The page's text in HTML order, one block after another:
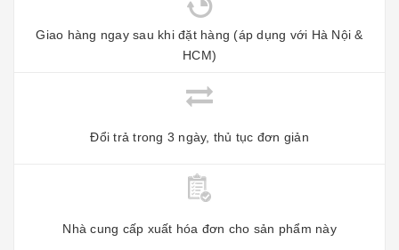
Giao hàng ngay sau khi đặt hàng (áp dụng với Hà Nội &
HCM)
Đổi trả trong 3 ngày, thủ tục đơn giản
Nhà cung cấp xuất hóa đơn cho sản phẩm này